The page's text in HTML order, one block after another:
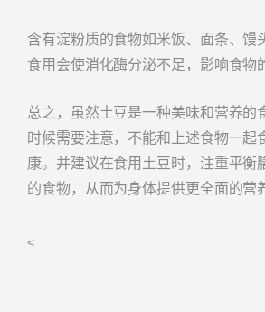
含有淀粉质的食物如米饭、面条、馒
食用会使消化酶分泌不足，影响食物
总之，虽然土豆是一种美味和营养的
时候需要注意，不能和上述食物一起
康。并建议在食用土豆时，注重平衡
的食物，从而为身体提供更全面的营
<